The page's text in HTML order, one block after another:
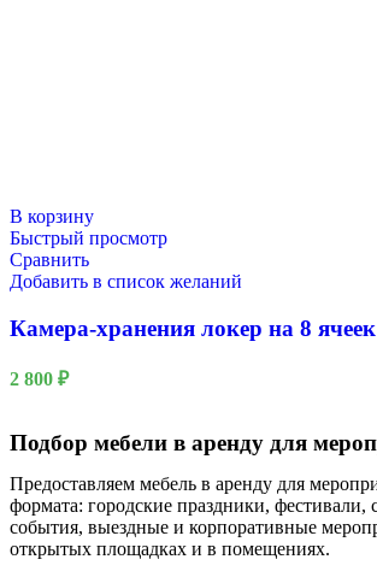
В корзину
Быстрый просмотр
Сравнить
Добавить в список желаний
Камера-хранения локер на 8 ячеек
2 800 ₽
Подбор мебели в аренду для
Предоставляем мебель в аренду для
формата: городские праздники, фестивали,
события, выездные и корпоративные
открытых площадках и в помещениях.